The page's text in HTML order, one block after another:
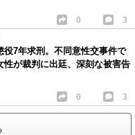
0 3
7年求刑。不同意性交事件で
が裁判に出廷、深刻な被害告
0 3